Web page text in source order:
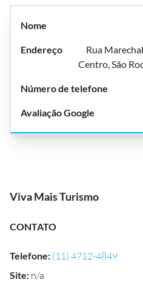
Rua
Centro, São
Viva Mais Turismo
CONTATO
Telefone: (11) 4712-4849
Site: n/a